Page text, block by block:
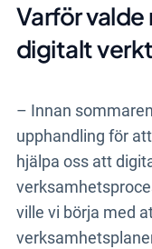
Varför
digitalt
– Innan
upphandling för
hjälpa oss att
ville vi börja med